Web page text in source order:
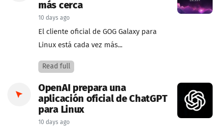
más cerca
10 days ago
El cliente oficial de GOG Galaxy para
Linux está cada vez más...
Read full
OpenAI prepara una
aplicación oficial de ChatGPT
para Linux
10 days ago